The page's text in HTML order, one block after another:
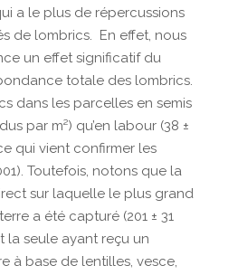
a le plus de répercussions
de lombrics. En effet, nous
un effet significatif du
totale des lombrics.
dans les parcelles en semis
par m²) qu’en labour (38 ±
qui vient confirmer les
Toutefois, notons que la
sur laquelle le plus grand
a été capturé (201 ± 31
la seule ayant reçu un
à base de lentilles, vesce,